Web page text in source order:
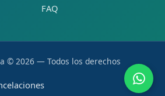
FAQ
© 2026 — Todos los derechos